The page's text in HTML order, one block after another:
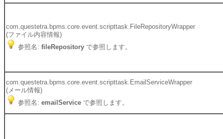
com.questetra.bpms.core.event.scripttask.FileRepositoryWrapper
(ファイル内容情報)
参照名: fileRepository で参照します。
com.questetra.bpms.core.event.scripttask.EmailServiceWrapper
(メール情報)
参照名: emailService で参照します。